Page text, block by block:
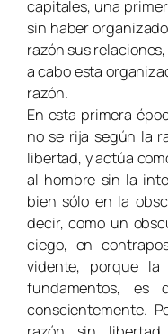
capitales, una
sin haber
razón sus
a cabo esta
razón.
En esta primera
no se rija según la
libertad, y actúa
al hombre sin la
bien sólo en la
decir, como un
ciego, en
vidente, porque
fundamentos, es
conscientemente.